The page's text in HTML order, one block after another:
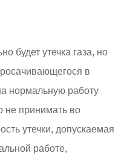
будет утечка газа, но
в
нормальную работу
не принимать во
утечки, допускаемая
работе,